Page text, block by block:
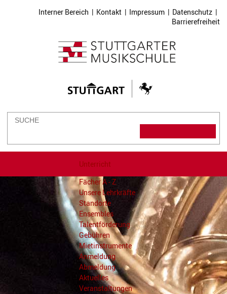
Interner Bereich | Kontakt | Impressum | Datenschutz |
Barrierefreiheit
Unterricht
Fächer A - Z
Unsere Lehrkräfte
Standorte
Ensembles
Talentförderung
Gebühren
Mietinstrumente
Anmeldung
Abmeldung
Aktuelles
Veranstaltungen